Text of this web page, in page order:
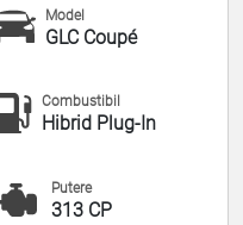
Model
GLC Coupé
Combustibil
Hibrid Plug-In
Putere
313 CP